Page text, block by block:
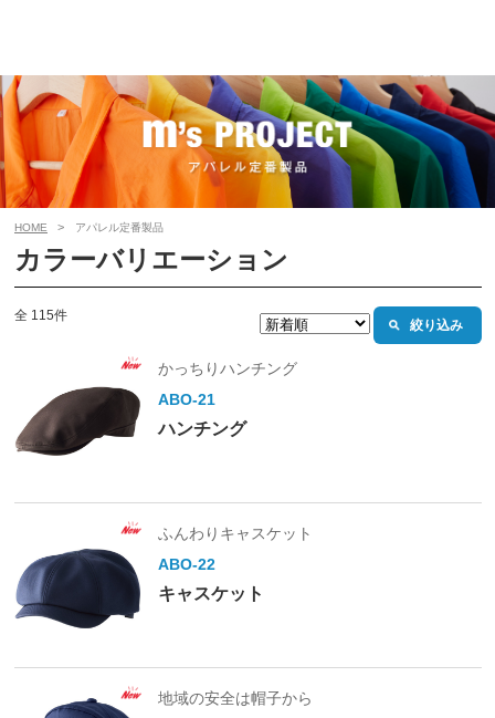
HOME アパレル定番製品
カラーバリエーション
全 115件
絞り込み
かっちりハンチング
ABO-21
ハンチング
ふんわりキャスケット
ABO-22
キャスケット
地域の安全は帽子から